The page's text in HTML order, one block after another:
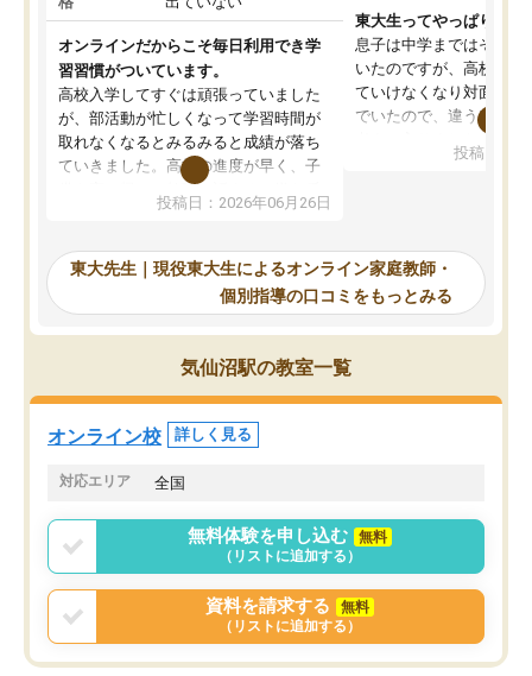
オンラインだからこそ毎日利用でき学
習習慣がついています。
高校入学してすぐは頑張っていました
が、部活動が忙しくなって学習時間が
取れなくなるとみるみると成績が落ち
ていきました。高校の進度が早く、子
供も家に帰って勉強の話すると嫌な反
応を示します。東大先生にお願いして
れるので、親としても安心です。毎日
使える自習室とかもあり、わからない
ところがあれば先生が回答してくれる
のも重宝しています。
投稿日：2026年06月26日
東大生ってやっぱりすご
息子は中学まではそこそ
いたのですが、高校に入
ていけなくなり対面の塾
でいたので、違うアプロ
で、当初は模試でD判定
自習室が毎日使えていつ
るのが心強かったよう
謝です。
投稿日：
東大先生｜現役東大生によるオンライン家庭教師・
個別指導の口コミをもっとみる
気仙沼駅の教室一覧
オンライン校 詳しく見る
対応エリア 全国
無料体験を申し込む
無料
（リストに追加する）
資料を請求する
無料
（リストに追加する）